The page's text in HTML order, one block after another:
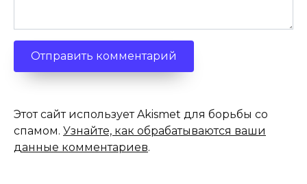
Этот сайт использует Akismet для борьбы со
спамом. Узнайте, как обрабатываются ваши
данные комментариев.